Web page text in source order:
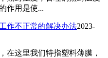
作用是使...
作不正常的解决办法2023-
在这里我们特指塑料薄膜，